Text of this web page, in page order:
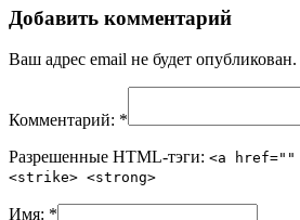
Добавить комментарий
Ваш адрес email не будет опубликован.
Комментарий: *
Разрешенные HTML-тэги: <a href=""
<strike> <strong>
Имя: *